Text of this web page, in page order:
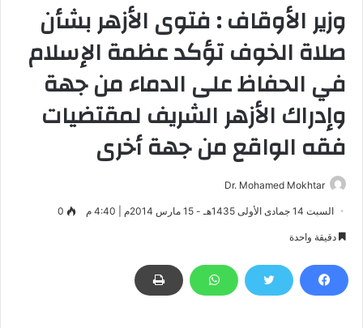
وزير الأوقاف : فتوى الأزهر بشأن
صلاة الخوف تؤكد عظمة الإسلام
في الحفاظ على الدماء من جهة
وإدراك الأزهر الشريف لمقتضيات
فقه الواقع من جهة أخرى
Dr. Mohamed Mokhtar
السبت 14 جمادى الأولى 1435هـ - 15 مارس 2014م | 4:40 م 0
دقيقة واحدة